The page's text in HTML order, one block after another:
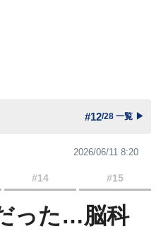
#12/28 一覧 ▶
2026/06/11 8:20
#14 #15
った…脳科